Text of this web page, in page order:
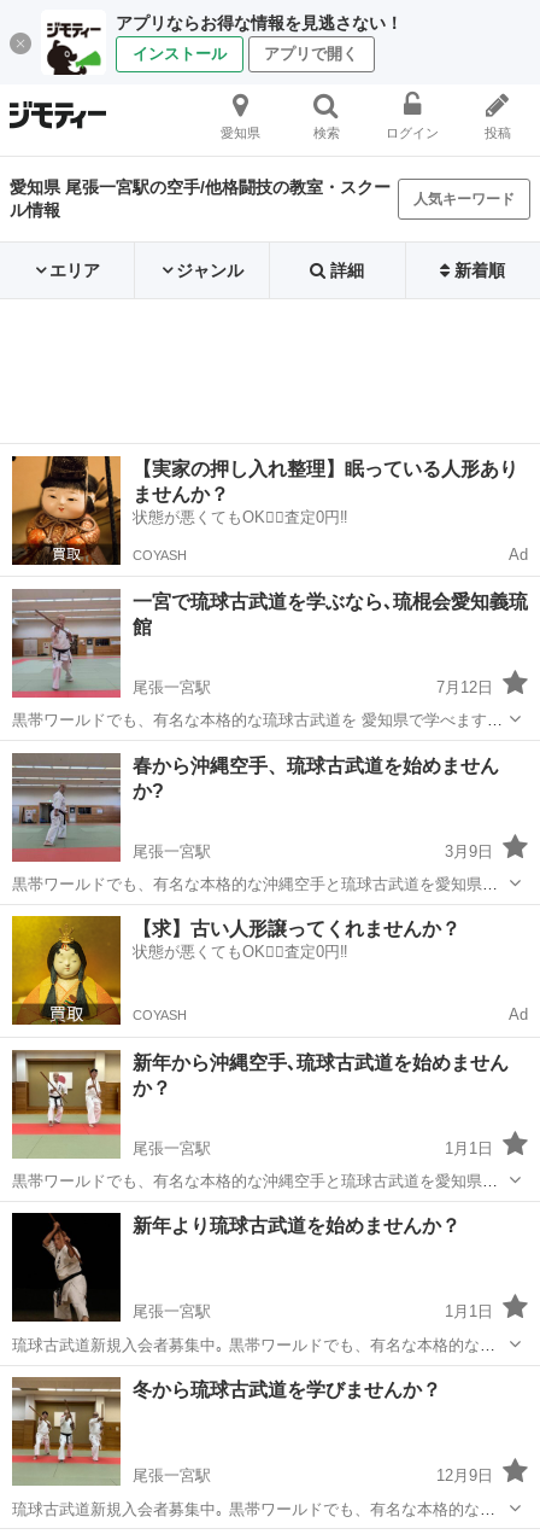
アプリならお得な情報を見逃さない！
インストール アプリで開く
愛知県 検索 ログイン 投稿
愛知県 尾張一宮駅の空手/他格闘技の教室・スクー
ル情報
人気キーワード
エリア ジャンル 詳細 新着順
【実家の押し入れ整理】眠っている人形あり
ませんか？
状態が悪くてもOK🙆‍♀️査定0円‼️
COYASH Ad
一宮で琉球古武道を学ぶなら､琉棍会愛知義琉
館
尾張一宮駅
7月12日
黒帯ワールドでも、有名な本格的な琉球古武道を 愛知県で学べます。
https://youtu.be/ov-UGtcx6gQ 沖縄で50年の歴史を持つ、名門琉棍会
の本土初の支部認可を承けた道場です。 夏季入会キャンペーン開始...
愛知 一宮市 尾張一宮駅 空手/他格闘技 古武道
春から沖縄空手、琉球古武道を始めません
か?
尾張一宮駅
3月9日
黒帯ワールドでも、有名な本格的な沖縄空手と琉球古武道を愛知県で
学べます。https://youtu.be/QMxypYOQt5k 沖縄で50年の歴史を持つ、
名門琉球古武道琉棍会の本土初の支部認可を承けた道場です。 ...
愛知 一宮市 尾張一宮駅 空手/他格闘技
【求】古い人形譲ってくれませんか？
状態が悪くてもOK🙆‍♀️査定0円‼️
COYASH Ad
新年から沖縄空手､琉球古武道を始めません
か？
尾張一宮駅
1月1日
黒帯ワールドでも、有名な本格的な沖縄空手と琉球古武道を愛知県で
学べます。https://youtu.be/QMxypYOQt5k 沖縄で50年の歴史を持つ、
名門琉球古武道琉棍会の本土初の支部認可を承けた道場です。 初...
愛知 一宮市 尾張一宮駅 空手/他格闘技
新年より琉球古武道を始めませんか？
尾張一宮駅
1月1日
琉球古武道新規入会者募集中｡ 黒帯ワールドでも、有名な本格的な沖
縄空手と琉球古武道を愛知県で学べます。
https://youtu.be/QMxypYOQt5k 沖縄で50年の歴史を持つ、名門琉球古
武道琉棍会の本土初の支...
愛知 一宮市 尾張一宮駅 空手/他格闘技
冬から琉球古武道を学びませんか？
尾張一宮駅
12月9日
琉球古武道新規入会者募集中｡ 黒帯ワールドでも、有名な本格的な沖
縄空手と琉球古武道を愛知県で学べます。